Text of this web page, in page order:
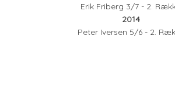
Erik Friberg 3/7 - 2.
2014
Peter Iversen 5/6 - 2.